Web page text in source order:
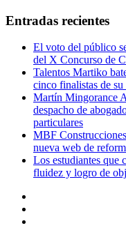
Entradas recientes
El voto del público
del X Concurso de
Talentos Martiko
cinco finalistas de
Martín Mingorance
despacho de
particulares
MBF
nueva web de
Los estudiantes que
fluidez y logro de